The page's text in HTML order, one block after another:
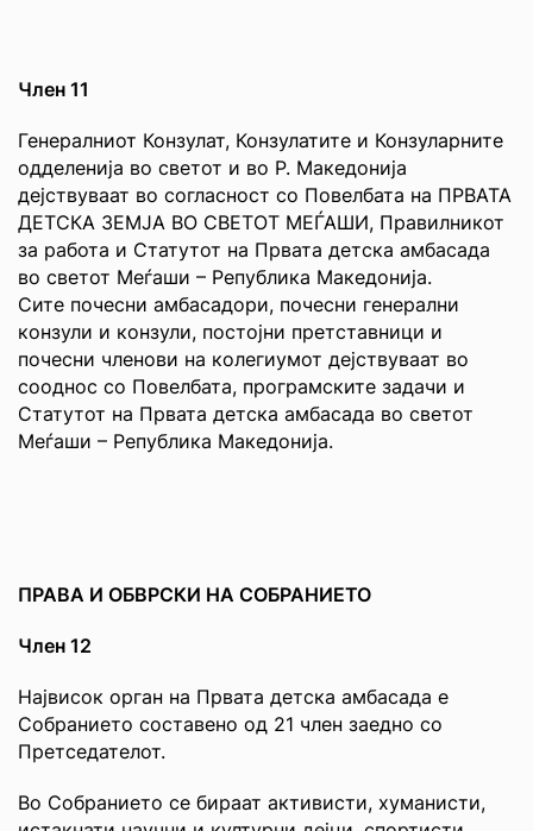
Член 11
Генералниот Конзулат, Конзулатите и Конзуларните
одделенија во светот и во Р. Македонија
дејствуваат во согласност со Повелбата на ПРВАТА
ДЕТСКА ЗЕМЈА ВО СВЕТОТ МЕЃАШИ, Правилникот
за работа и Статутот на Првата детска амбасада
во светот Меѓаши – Република Македонија.
Сите почесни амбасадори, почесни генерални
конзули и конзули, постојни претставници и
почесни членови на колегиумот дејствуваат во
сооднос со Повелбата, програмските задачи и
Статутот на Првата детска амбасада во светот
Меѓаши – Република Македонија.
ПРАВА И ОБВРСКИ НА СОБРАНИЕТО
Член 12
Највисок орган на Првата детска амбасада е
Собранието составено од 21 член заедно со
Претседателот.
Во Собранието се бираат активисти, хуманисти,